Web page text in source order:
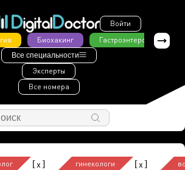
Войти
Биохакинг Гастроэнтерология
Все специальности
Эксперты
Все номера
[x] гинекологи [x]